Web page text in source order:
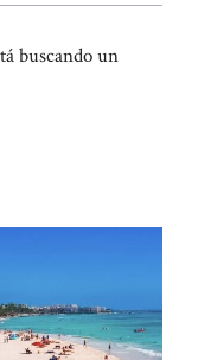
buscando un